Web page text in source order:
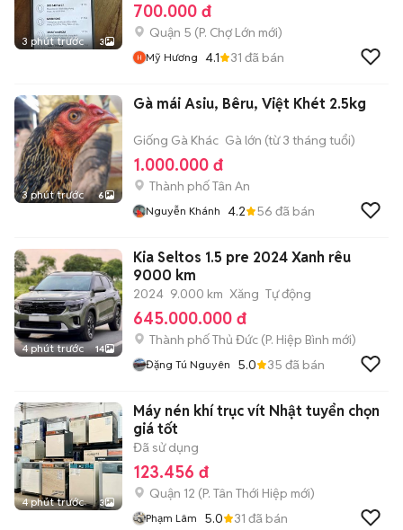
3 phút trước 3
700.000 đ
Quận 5 (P. Chợ Lớn mới)
Mỹ Hương 4.1 31 đã bán
3 phút trước 6
Gà mái Asiu, Bêru, Việt Khét 2.5kg
Giống Gà Khác Gà lớn (từ 3 tháng tuổi)
1.000.000 đ
Thành phố Tân An
Nguyễn Khánh 4.2 56 đã bán
4 phút trước 14
Kia Seltos 1.5 pre 2024 Xanh rêu
9000 km
2024 9.000 km Xăng Tự động
645.000.000 đ
Thành phố Thủ Đức (P. Hiệp Bình mới)
Đặng Tú Nguyên 5.0 35 đã bán
4 phút trước 3
Máy nén khí trục vít Nhật tuyển chọn
giá tốt
Đã sử dụng
123.456 đ
Quận 12 (P. Tân Thới Hiệp mới)
Phạm Lâm 5.0 31 đã bán